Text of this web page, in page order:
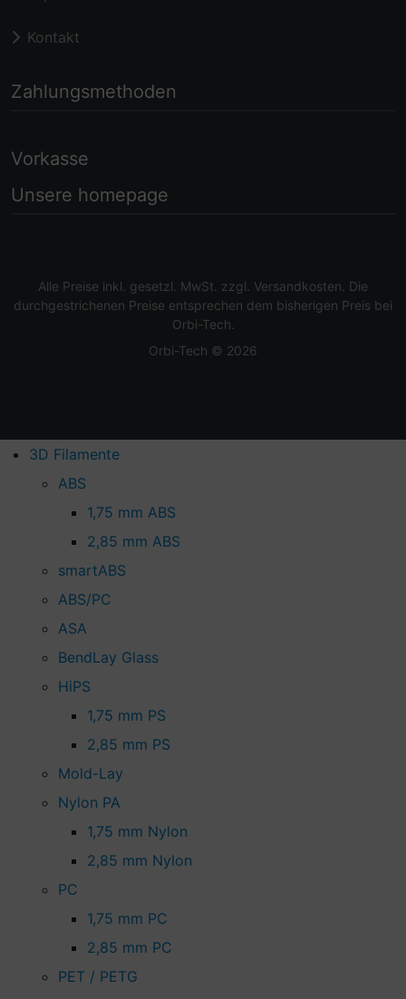
Kontakt
Zahlungsmethoden
Vorkasse
Unsere homepage
Alle Preise inkl. gesetzl. MwSt. zzgl. Versandkosten . Die
durchgestrichenen Preise entsprechen dem bisherigen Preis bei
Orbi-Tech.
Orbi-Tech © 2026
3D Filamente
ABS
1,75 mm ABS
2,85 mm ABS
smartABS
ABS/PC
ASA
BendLay Glass
HiPS
1,75 mm PS
2,85 mm PS
Mold-Lay
Nylon PA
1,75 mm Nylon
2,85 mm Nylon
PC
1,75 mm PC
2,85 mm PC
PET / PETG